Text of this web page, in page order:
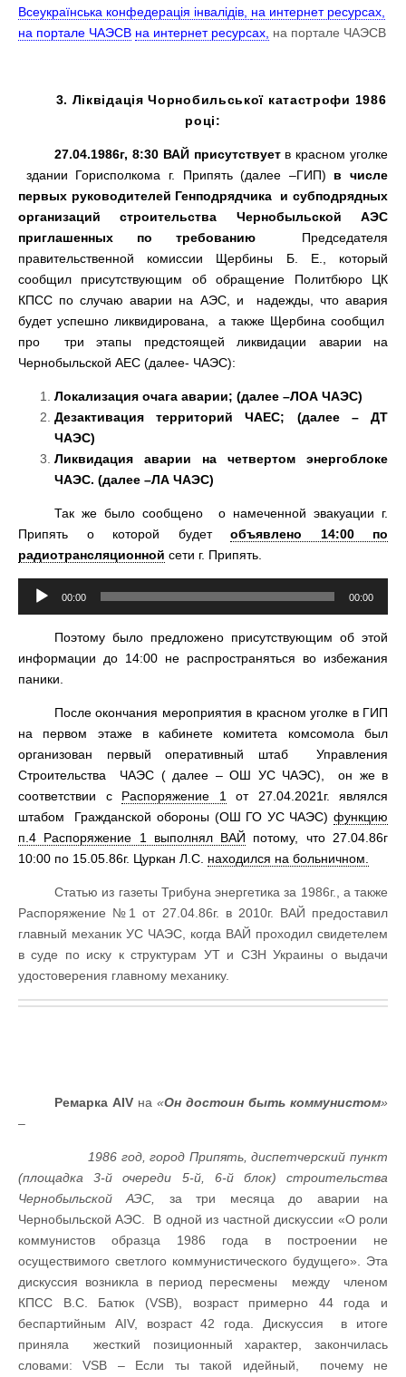
Всеукраїнська конфедерація інвалідів, на интернет ресурсах,
на портале ЧАЭСВ на интернет ресурсах, на портале ЧАЭСВ
3. Ліквідація Чорнобильської катастрофи 1986
році:
27.04.1986г, 8:30 ВАЙ присутствует в красном уголке
здании Горисполкома г. Припять (далее –ГИП) в числе
первых руководителей Генподрядчика и субподрядных
организаций строительства Чернобыльской АЭС
приглашенных по требованию
Председателя
правительственной комиссии Щербины Б. Е., который
сообщил присутствующим об обращение Политбюро ЦК
КПСС по случаю аварии на АЭС, и надежды, что авария
будет успешно ликвидирована, а также Щербина сообщил
про три этапы предстоящей ликвидации аварии на
Чернобыльской АЕС (далее- ЧАЭС):
Локализация очага аварии; (далее –ЛОА ЧАЭС)
Дезактивация территорийЧАЕС; (далее – ДТ
ЧАЭС)
Ликвидация аварии на четвертом энергоблоке
ЧАЭС. (далее –ЛА ЧАЭС)
Так же было сообщено о намеченной эвакуации г.
Припять о которой будет объявлено 14:00 по
радиотрансляционной сети г. Припять.
Аудиоплеер
00:00 00:00
Поэтому было предложено присутствующим об этой
информации до 14:00 не распространяться во избежания
паники.
После окончания мероприятия в красном уголке в ГИП
на первом этаже в кабинете комитета комсомола был
организован первый оперативный штаб Управления
Строительства ЧАЭС ( далее – ОШ УС ЧАЭС), он же в
соответствии с Распоряжение 1от 27.04.2021г. являлся
штабом Гражданской обороны (ОШ ГО УС ЧАЭС) функцию
п.4 Распоряжение 1 выполнял ВАЙ потому, что 27.04.86г
10:00 по 15.05.86г. Цуркан Л.С. находился на больничном.
Статью из газеты Трибуна энергетика за 1986г., а также
Распоряжение №1 от 27.04.86г. в 2010г. ВАЙ предоставил
главный механик УС ЧАЭС, когда ВАЙ проходил свидетелем
в суде по иску к структурам УТ и СЗН Украины о выдачи
удостоверения главному механику.
Ремарка AIV на «Он достоин быть коммунистом»
–
1986 год, город Припять, диспетчерский пункт
(площадка 3-й очереди 5-й, 6-й блок) строительства
Чернобыльской АЭС, за три месяца до аварии на
Чернобыльской АЭС. В одной из частной дискуссии «О роли
коммунистов образца 1986 года в построении не
осуществимого светлого коммунистического будущего». Эта
дискуссия возникла в период пересмены между членом
КПСС В.С. Батюк (VSB), возраст примерно 44 года и
беспартийным AIV, возраст 42 года. Дискуссия в итоге
приняла жесткий позиционный характер, закончилась
словами: VSB – Если ты такой идейный, почему не